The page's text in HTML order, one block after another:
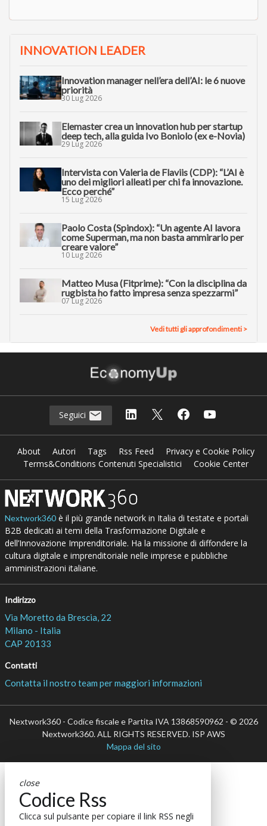
INNOVATION LEADER
Innovation manager nell’era dell’AI: le 6 nuove
priorità
30 Lug 2026
Elemaster crea un innovation hub per startup
deep tech, alla guida Ivo Boniolo (ex e-Novia)
29 Lug 2026
Intervista con Valeria de Flaviis (CDP): “L’AI è
uno dei migliori alleati per chi fa innovazione.
Ecco perché”
15 Lug 2026
Paolo Costa (Spindox): “Un agente AI lavora
come Superman, ma non basta ammirarlo per
creare valore”
10 Lug 2026
Matteo Musa (Fitprime): “Con la disciplina da
rugbista ho fatto impresa senza spezzarmi”
07 Lug 2026
Vedi tutti gli approfondimenti >
Seguici
About Autori Tags Rss Feed
Privacy e Cookie Policy
Terms&Conditions Contenuti Specialistici
Cookie Center
Nextwork360è il più grande network in Italia di testate e portali
B2B dedicati ai temi della Trasformazione Digitale e
dell’Innovazione Imprenditoriale. Ha la missione di diffondere la
cultura digitale e imprenditoriale nelle imprese e pubbliche
amministrazioni italiane.
Indirizzo
Via Moretto da Brescia, 22
Milano - Italia
CAP 20133
Contatti
Contatta il nostro team per maggiori informazioni
Nextwork360 - Codice fiscale e Partita IVA 13868590962 - © 2026
Nextwork360. ALL RIGHTS RESERVED. ISP AWS
Mappa del sito
close
Codice Rss
Clicca sul pulsante per copiare il link RSS negli